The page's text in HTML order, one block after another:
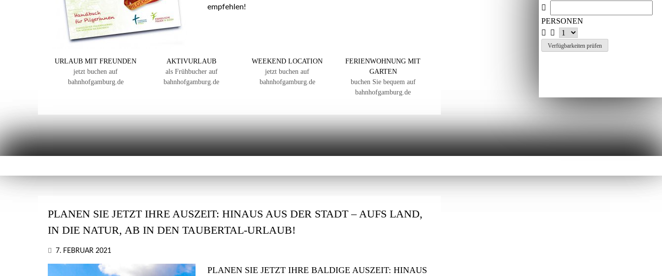
empfehlen!
URLAUB MIT FREUNDEN
jetzt buchen auf
bahnhofgamburg.de
AKTIVURLAUB
als Frühbucher auf
bahnhofgamburg.de
WEEKEND LOCATION
jetzt buchen auf
bahnhofgamburg.de
FERIENWOHNUNG MIT
GARTEN
buchen Sie bequem auf
bahnhofgamburg.de
PLANEN SIE JETZT IHRE AUSZEIT: HINAUS AUS DER STADT – AUFS LAND,
IN DIE NATUR, AB IN DEN TAUBERTAL-URLAUB!
7. FEBRUAR 2021
PLANEN SIE JETZT IHRE BALDIGE AUSZEIT: HINAUS
PERSONEN
Verfügbarkeiten prüfen